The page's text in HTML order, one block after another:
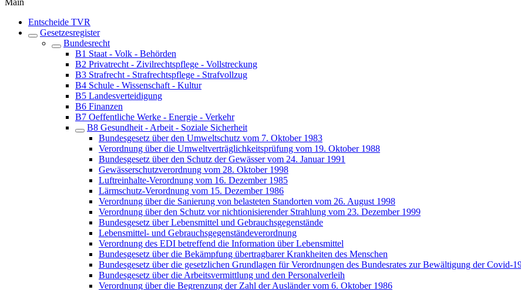
Main
Entscheide TVR
Gesetzesregister
Bundesrecht
B1 Staat - Volk - Behörden
B2 Privatrecht - Zivilrechtspflege - Vollstreckung
B3 Strafrecht - Strafrechtspflege - Strafvollzug
B4 Schule - Wissenschaft - Kultur
B5 Landesverteidigung
B6 Finanzen
B7 Oeffentliche Werke - Energie - Verkehr
B8 Gesundheit - Arbeit - Soziale Sicherheit
Bundesgesetz über den Umweltschutz vom 7. Oktober 1983
Verordnung über die Umweltverträglichkeitsprüfung vom 19. Oktober 1988
Bundesgesetz über den Schutz der Gewässer vom 24. Januar 1991
Gewässerschutzverordnung vom 28. Oktober 1998
Luftreinhalte-Verordnung vom 16. Dezember 1985
Lärmschutz-Verordnung vom 15. Dezember 1986
Verordnung über die Sanierung von belasteten Standorten vom 26. August 1998
Verordnung über den Schutz vor nichtionisierender Strahlung vom 23. Dezember 1999
Bundesgesetz über Lebensmittel und Gebrauchsgegenstände
Lebensmittel- und Gebrauchsgegenständeverordnung
Verordnung des EDI betreffend die Information über Lebensmittel
Bundesgesetz über die Bekämpfung übertragbarer Krankheiten des Menschen
Bundesgesetz über die gesetzlichen Grundlagen für Verordnungen des Bundesrates zur Bewältigung der Covid-
Bundesgesetz über die Arbeitsvermittlung und den Personalverleih
Verordnung über die Begrenzung der Zahl der Ausländer vom 6. Oktober 1986